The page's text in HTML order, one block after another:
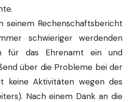
seinem Rechenschaftsbericht
schwieriger werdenden
für das Ehrenamt ein und
über die Probleme bei der
keine Aktivitäten wegen des
Nach einem Dank an die